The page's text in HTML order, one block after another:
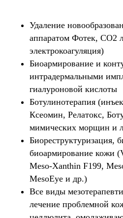
Удаление
аппаратом Фотек, СО2
электрокоагуляция)
Биоармирование и
интрадермальными
гиалуроновой кислоты
Ботулинотерапия
Ксеомин, Релатокс,
мимических морщин и
Биореструктуризация,
биоармирование кожи
Мeso-Xanthin F199,
MesoEye и др.)
Все виды
лечение проблемной